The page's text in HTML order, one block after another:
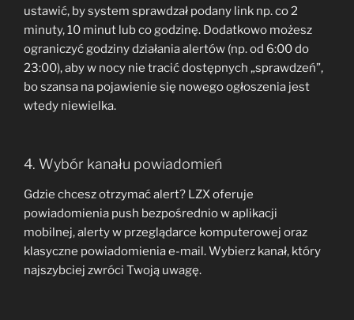
ustawić, by system sprawdzał podany link np. co 2
minuty, 10 minut lub co godzinę. Dodatkowo możesz
ograniczyć godziny działania alertów (np. od 6:00 do
23:00), aby w nocy nie tracić dostępnych „sprawdzeń”,
bo szansa na pojawienie się nowego ogłoszenia jest
wtedy niewielka.
4. Wybór kanału powiadomień
Gdzie chcesz otrzymać alert? LZX oferuje
powiadomienia push bezpośrednio w aplikacji
mobilnej, alerty w przeglądarce komputerowej oraz
klasyczne powiadomienia e-mail. Wybierz kanał, który
najszybciej zwróci Twoją uwagę.